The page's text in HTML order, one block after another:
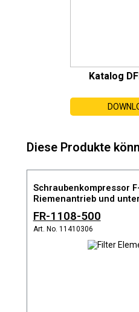
Katalog
Diese Produkte
Schraubenkompressor
Riemenantrieb und
Druckbehälter
FR-1108-500
Art. No. 11410306